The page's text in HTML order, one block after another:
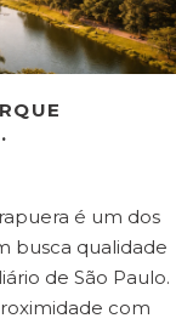
é um dos
busca qualidade
de São Paulo.
com